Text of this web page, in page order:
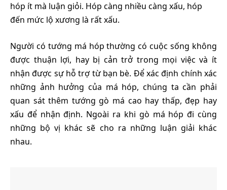
hóp ít mà luận giỏi. Hóp càng nhiều càng xấu, hóp
đến mức lộ xương là rất xấu.
Người có tướng má hóp thường có cuộc sống không
được thuận lợi, hay bị cản trở trong mọi việc và ít
nhận được sự hỗ trợ từ bạn bè. Để xác định chính xác
những ảnh hưởng của má hóp, chúng ta cần phải
quan sát thêm tướng gò má cao hay thấp, đẹp hay
xấu để nhận định. Ngoài ra khi gò má hóp đi cùng
những bộ vị khác sẽ cho ra những luận giải khác
nhau.